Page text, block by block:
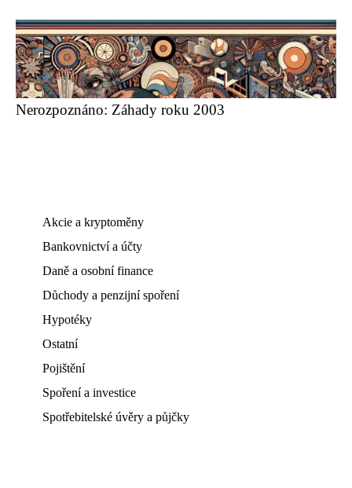
Nerozpoznáno: Záhady roku 2003
Akcie a kryptoměny
Bankovnictví a účty
Daně a osobní finance
Důchody a penzijní spoření
Hypotéky
Ostatní
Pojištění
Spoření a investice
Spotřebitelské úvěry a půjčky